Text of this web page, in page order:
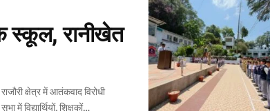
स्कूल, रानीखेत
में विद्यार्थियों, शिक्षकों…